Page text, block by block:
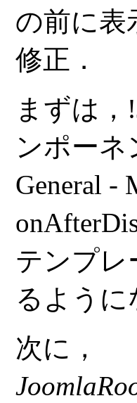
の前に表
修正．
まずは，
ンポーネ
General -
テンプレ
るように
次に，